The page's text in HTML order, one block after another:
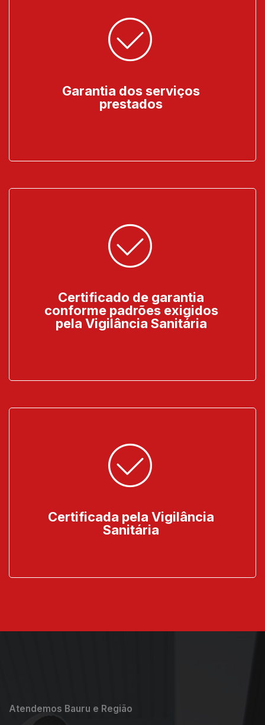
Garantia dos serviços
prestados
Certificado de garantia
conforme padrões exigidos
pela Vigilância Sanitária
Certificada pela Vigilância
Sanitária
Atendemos Bauru e Região